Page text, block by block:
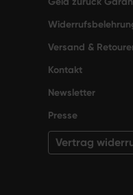
Versand &
Kontakt
Newsletter
Presse
Vertrag